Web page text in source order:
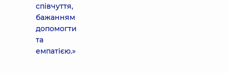
співчуття,
бажанням
допомогти
та
емпатією.»